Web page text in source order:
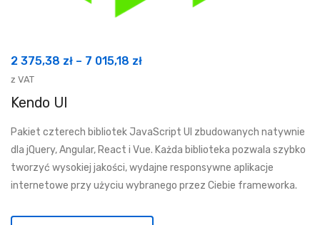
2 375,38 zł – 7 015,18 złZakres
375,38 zł
do
7
z VAT
Kendo UI
Pakiet czterech bibliotek JavaScript UI zbudowanych natywnie
dla jQuery, Angular, React i Vue. Każda biblioteka pozwala szybko
tworzyć wysokiej jakości, wydajne responsywne aplikacje
internetowe przy użyciu wybranego przez Ciebie frameworka.